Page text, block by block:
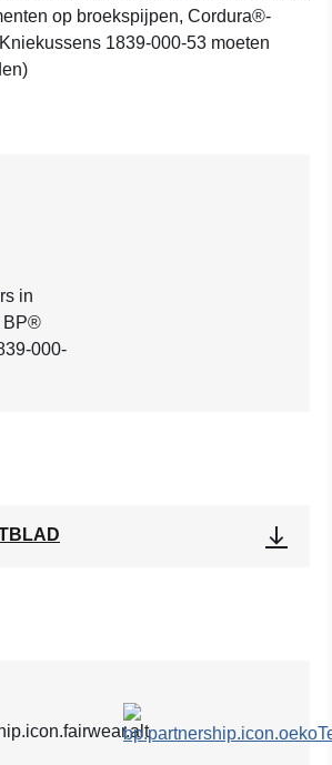
op broekspijpen, Cordura®-
1839-000-53 moeten
in
BP®
000-